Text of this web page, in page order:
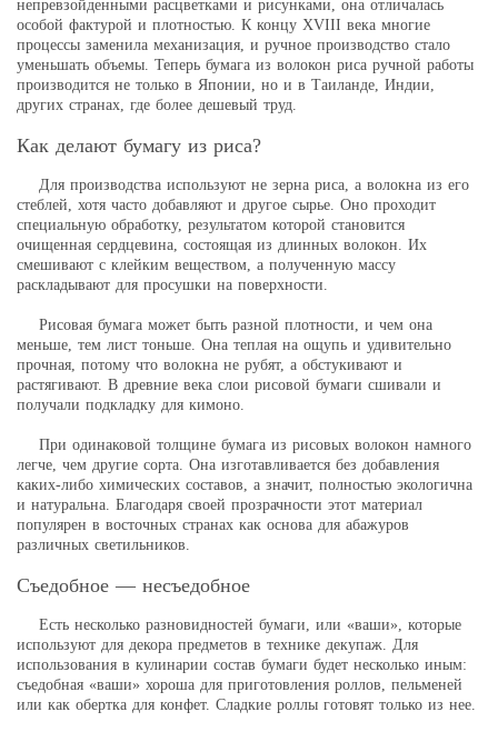
непревзойденными расцветками и рисунками, она отличалась
особой фактурой и плотностью. К концу XVIII века многие
процессы заменила механизация, и ручное производство стало
уменьшать объемы. Теперь бумага из волокон риса ручной работы
производится не только в Японии, но и в Таиланде, Индии,
других странах, где более дешевый труд.
Как делают бумагу из риса?
Для производства используют не зерна риса, а волокна из его
стеблей, хотя часто добавляют и другое сырье. Оно проходит
специальную обработку, результатом которой становится
очищенная сердцевина, состоящая из длинных волокон. Их
смешивают с клейким веществом, а полученную массу
раскладывают для просушки на поверхности.
Рисовая бумага может быть разной плотности, и чем она
меньше, тем лист тоньше. Она теплая на ощупь и удивительно
прочная, потому что волокна не рубят, а обстукивают и
растягивают. В древние века слои рисовой бумаги сшивали и
получали подкладку для кимоно.
При одинаковой толщине бумага из рисовых волокон намного
легче, чем другие сорта. Она изготавливается без добавления
каких-либо химических составов, а значит, полностью экологична
и натуральна. Благодаря своей прозрачности этот материал
популярен в восточных странах как основа для абажуров
различных светильников.
Съедобное — несъедобное
Есть несколько разновидностей бумаги, или «ваши», которые
используют для декора предметов в технике декупаж. Для
использования в кулинарии состав бумаги будет несколько иным:
съедобная «ваши» хороша для приготовления роллов, пельменей
или как обертка для конфет. Сладкие роллы готовят только из нее.